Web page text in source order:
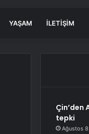
YAŞAM İLETIŞIM
Çin’den
tepki
Ağustos